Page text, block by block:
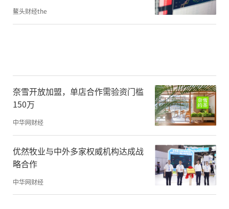
鳌头财经the
奈雪开放加盟，单店合作需验资门槛
150万
中华网财经
优然牧业与中外多家权威机构达成战
略合作
中华网财经